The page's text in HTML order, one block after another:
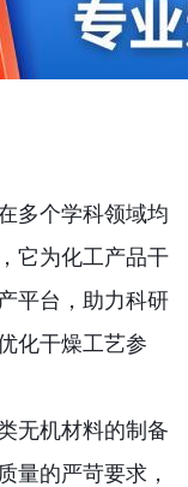
多个学科领域均
它为化工产品干
平台，助力科研
化干燥工艺参
无机材料的制备
量的严苛要求，